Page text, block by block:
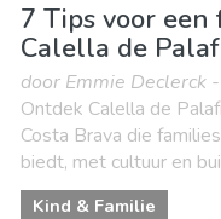
7 Tips voor
Calella de
door Emmie Declerck
Ontdek Calella de
Costa Brava die
biedt, met cultuur en
Kind & Familie